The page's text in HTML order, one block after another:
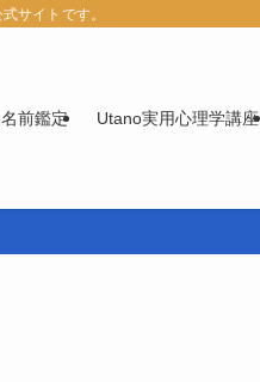
サイトです。
前鑑定 Utano実用心理学講座